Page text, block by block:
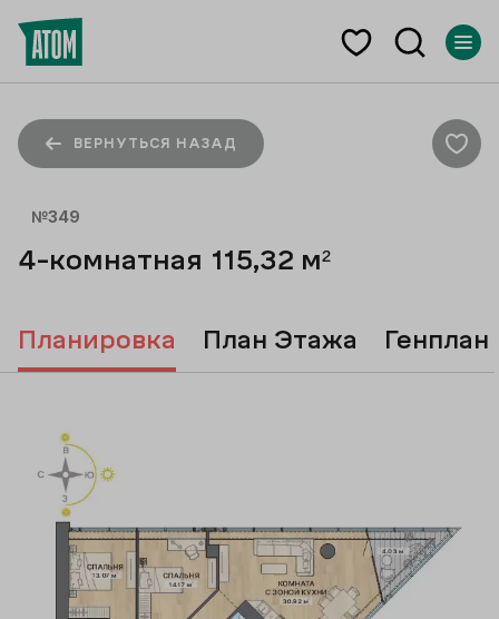
ВЕРНУТЬСЯ НАЗАД
№349
4-комнатная 115,32 м²
Планировка План Этажа Генплан